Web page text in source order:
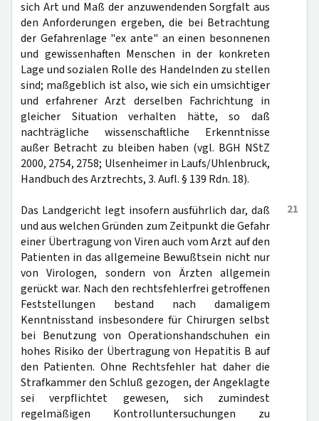
sich Art und Maß der anzuwendenden Sorgfalt aus
den Anforderungen ergeben, die bei Betrachtung
der Gefahrenlage "ex ante" an einen besonnenen
und gewissenhaften Menschen in der konkreten
Lage und sozialen Rolle des Handelnden zu stellen
sind; maßgeblich ist also, wie sich ein umsichtiger
und erfahrener Arzt derselben Fachrichtung in
gleicher Situation verhalten hätte, so daß
nachträgliche wissenschaftliche Erkenntnisse
außer Betracht zu bleiben haben (vgl. BGH NStZ
2000, 2754, 2758; Ulsenheimer in Laufs/Uhlenbruck,
Handbuch des Arztrechts, 3. Aufl. § 139 Rdn. 18).
21
Das Landgericht legt insofern ausführlich dar, daß
und aus welchen Gründen zum Zeitpunkt die Gefahr
einer Übertragung von Viren auch vom Arzt auf den
Patienten in das allgemeine Bewußtsein nicht nur
von Virologen, sondern von Ärzten allgemein
gerückt war. Nach den rechtsfehlerfrei getroffenen
Feststellungen bestand nach damaligem
Kenntnisstand insbesondere für Chirurgen selbst
bei Benutzung von Operationshandschuhen ein
hohes Risiko der Übertragung von Hepatitis B auf
den Patienten. Ohne Rechtsfehler hat daher die
Strafkammer den Schluß gezogen, der Angeklagte
sei verpflichtet gewesen, sich zumindest
regelmäßigen Kontrolluntersuchungen zu